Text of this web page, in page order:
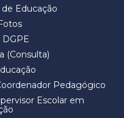
Educação
DGPE
(Consulta)
Pedagógico
Escolar em